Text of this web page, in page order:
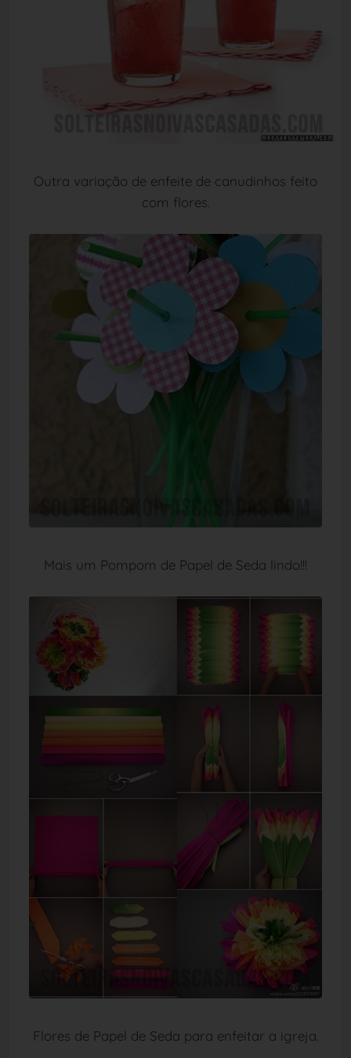
Outra variação de enfeite de canudinhos feito
com flores.
Mais um Pompom de Papel de Seda lindo!!!
Flores de Papel de Seda para enfeitar a igreja.